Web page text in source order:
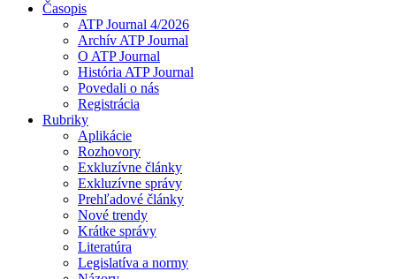
Časopis
ATP Journal 4/2026
Archív ATP Journal
O ATP Journal
História ATP Journal
Povedali o nás
Registrácia
Rubriky
Aplikácie
Rozhovory
Exkluzívne články
Exkluzívne správy
Prehľadové články
Nové trendy
Krátke správy
Literatúra
Legislatíva a normy